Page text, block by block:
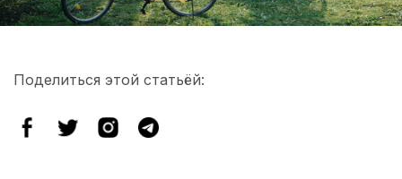
Поделиться этой статьёй: